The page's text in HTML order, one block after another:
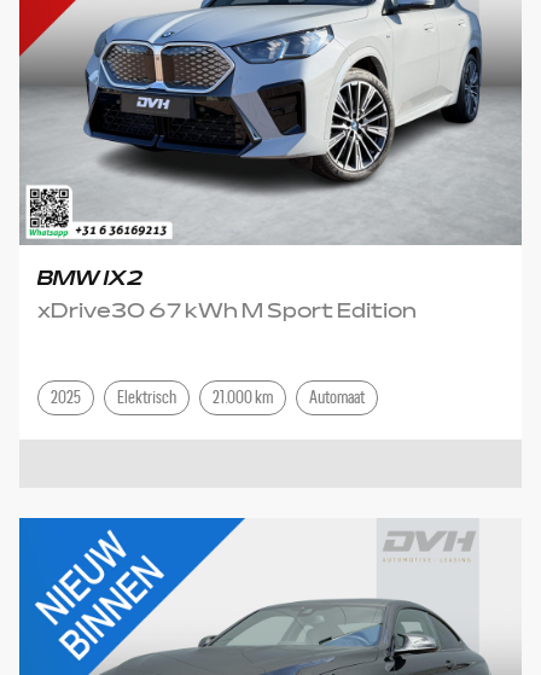
BMW IX2
xDrive30 67 kWh M Sport Edition
2025 Elektrisch 21.000 km Automaat